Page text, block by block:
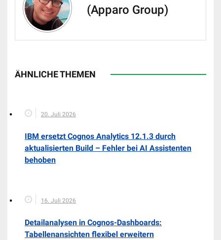
(Apparo Group)
ÄHNLICHE THEMEN
20. Juli 2026
IBM ersetzt Cognos Analytics 12.1.3 durch
aktualisierten Build – Fehler bei AI Assistenten
behoben
16. Juli 2026
Detailanalysen in Cognos-Dashboards:
Tabellenansichten flexibel erweitern